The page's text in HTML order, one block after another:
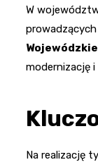
W
modernizację
Na realizację